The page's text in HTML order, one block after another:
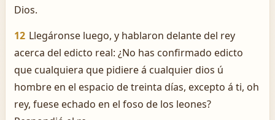
Dios.
12 Llegáronse luego, y hablaron delante del rey
acerca del edicto real: ¿No has confirmado edicto
que cualquiera que pidiere á cualquier dios ú
hombre en el espacio de treinta días, excepto á ti, oh
rey, fuese echado en el foso de los leones?